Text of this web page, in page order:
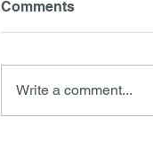
Comments
Write a comment...